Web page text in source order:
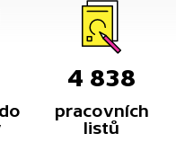
4 838
pracovních
listů